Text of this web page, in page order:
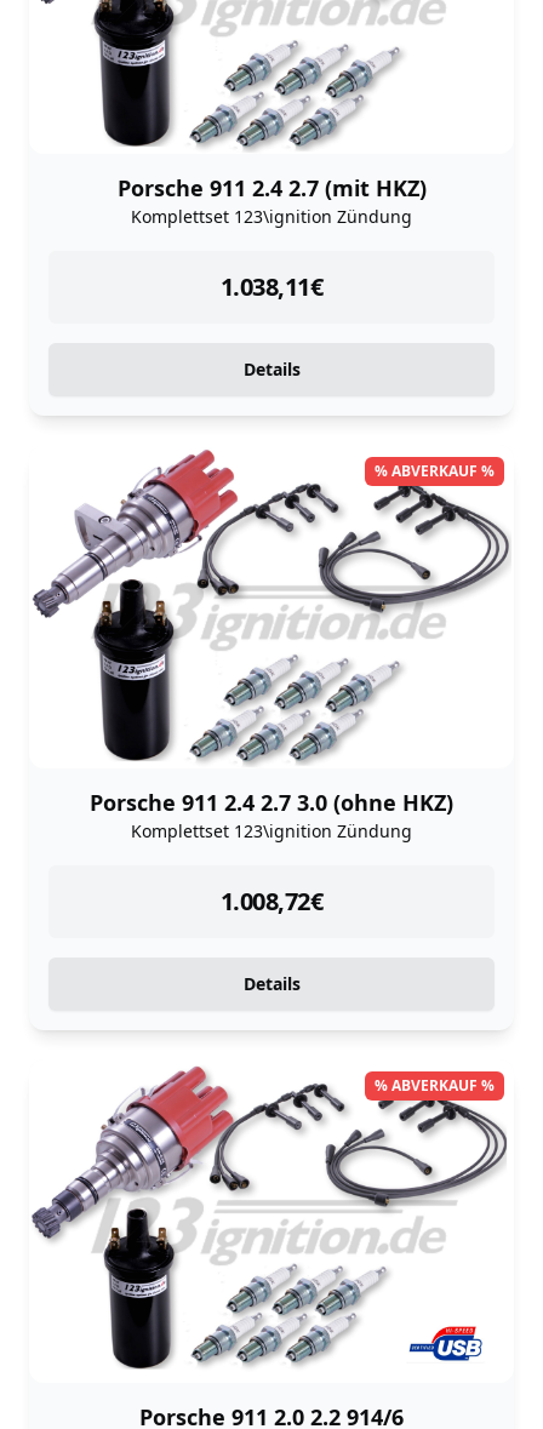
Porsche 911 2.4 2.7 (mit HKZ)
Komplettset 123\ignition Zündung
1.038,11€
instock
Details
% ABVERKAUF %
Porsche 911 2.4 2.7 3.0 (ohne HKZ)
Komplettset 123\ignition Zündung
1.008,72€
instock
Details
% ABVERKAUF %
Porsche 911 2.0 2.2 914/6